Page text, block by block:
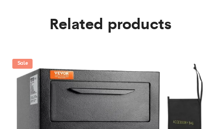
Related products
Sale